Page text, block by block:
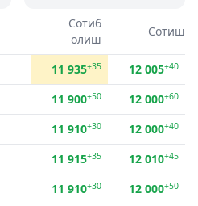
Сотиб
олиш
Сотиш
11 935+35 12 005+40
11 900+50 12 000+60
11 910+30 12 000+40
11 915+35 12 010+45
11 910+30 12 000+50